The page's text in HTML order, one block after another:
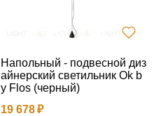
Напольный - подвесной диз
айнерский светильник Ok b
y Flos (черный)
19 678